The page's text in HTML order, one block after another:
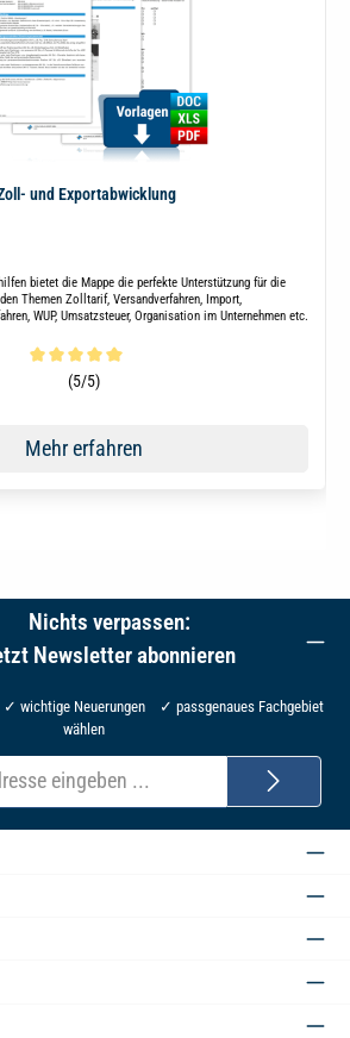
und Exportabwicklung
bietet die Mappe die perfekte Unterstützung für die
Themen Zolltarif, Versandverfahren, Import,
WUP, Umsatzsteuer, Organisation im Unternehmen etc.
von 5 von 5 Sternen
(5/5)
Mehr erfahren
Nichts verpassen:
Newsletter abonnieren
wichtige Neuerungen ✓ passgenaues Fachgebiet
wählen
E-
Mail-
Adresse*